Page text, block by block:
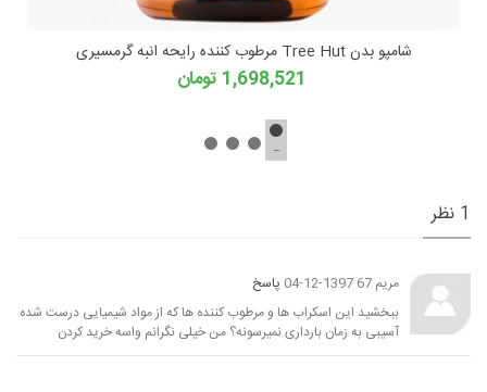
شامپو بدن Tree Hut مرطوب کننده رایحه انبه گرمسیری
1,698,521 تومان
1 نظر
مریم 67 1397-12-04
پاسخ
ببخشید این اسکراب ها و مرطوب کننده ها که از مواد شیمیایی درست شده
آسیبی به زمان بارداری نمیرسونه؟ من خیلی نگرانم واسه خرید کردن